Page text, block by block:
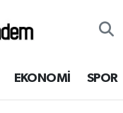
EKONOMİ SPOR